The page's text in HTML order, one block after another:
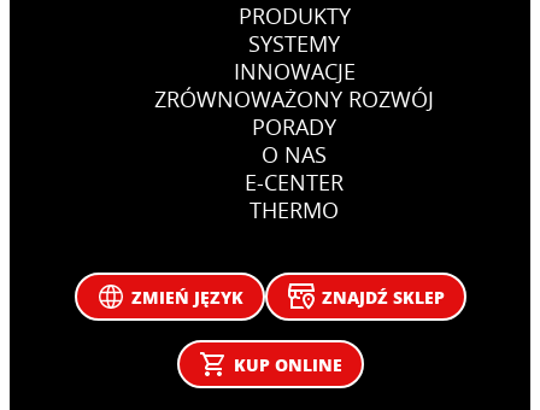
PRODUKTY
SYSTEMY
INNOWACJE
ZRÓWNOWAŻONY ROZWÓJ
PORADY
O NAS
E-CENTER
THERMO
ZMIEŃ JĘZYK ZNAJDŹ SKLEP
KUP ONLINE